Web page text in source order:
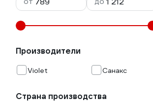
Производители
Violet Санакс
Страна производства